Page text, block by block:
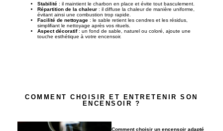
Stabilité : il maintient le charbon en place et évite tout basculement.
Répartition de la chaleur : il diffuse la chaleur de manière uniforme,
évitant ainsi une combustion trop rapide.
Facilité de nettoyage : le sable retient les cendres et les résidus,
simplifiant le nettoyage après vos rituels.
Aspect décoratif: un fond de sable, naturel ou coloré, ajoute une
touche esthétique à votre encensoir.
COMMENT CHOISIR ET ENTRETENIR SON
ENCENSOIR ?
Comment choisir un encensoir adapté